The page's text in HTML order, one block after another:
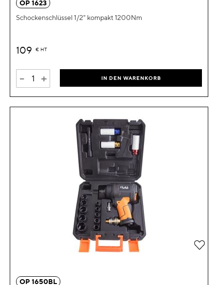
OP 1623
Schockenschlüssel 1/2" kompakt 1200Nm
109 € HT
- + IN DEN WARENKORB
OP 1650BL
Zur